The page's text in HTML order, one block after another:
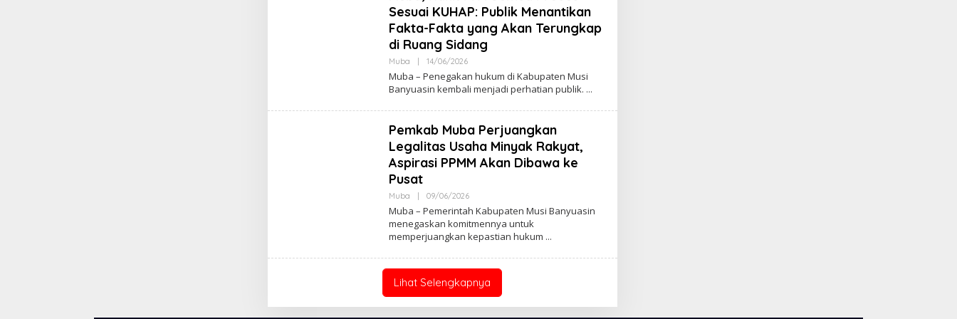
S
Sesuai KUHAP: Publik Menantikan
Fakta-Fakta yang Akan Terungkap
di Ruang Sidang
Muba | 14/06/2026O
E
H
K
A
A
N
E
Muba – Penegakan hukum di Kabupaten Musi
Banyuasin kembali menjadi perhatian publik.
Pemkab Muba Perjuangkan
Legalitas Usaha Minyak Rakyat,
Aspirasi PPMM Akan Dibawa ke
Pusat
Muba | 09/06/2026O
L
E
H
A
A
N
E
Muba – Pemerintah Kabupaten Musi Banyuasin
menegaskan komitmennya untuk
memperjuangkan kepastian hukum
Lihat Selengkapnya